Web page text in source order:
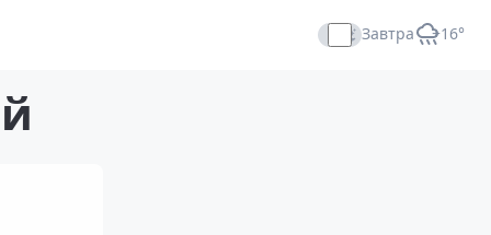
Завтра +16°